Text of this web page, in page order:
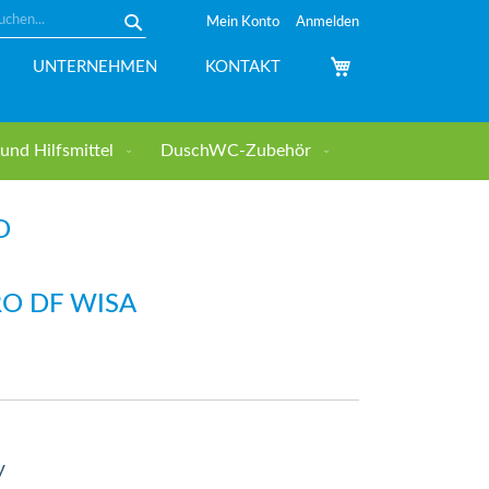
Mein Konto Anmelden
UNTERNEHMEN KONTAKT
Hilfsmittel DuschWC-Zubehör
DF WISA